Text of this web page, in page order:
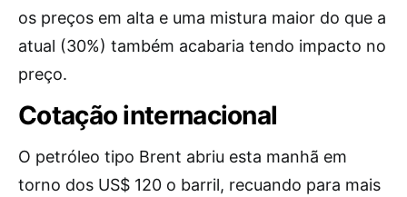
os preços em alta e uma mistura maior do que a
atual (30%) também acabaria tendo impacto no
preço.
Cotação internacional
O petróleo tipo Brent abriu esta manhã em
torno dos US$ 120 o barril, recuando para mais